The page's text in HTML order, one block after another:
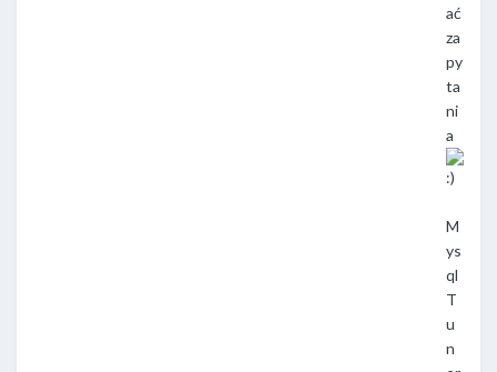
ać
za
py
ta
ni
a
M
ys
ql
T
u
n